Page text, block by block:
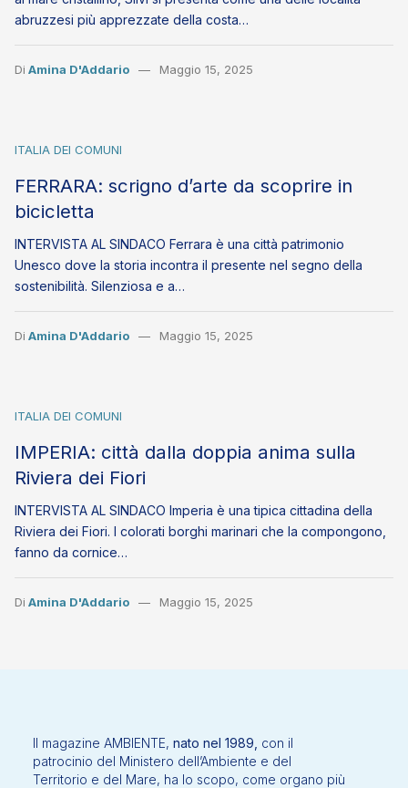
abruzzesi più apprezzate della costa…
Di Amina D'Addario Maggio 15, 2025
ITALIA DEI COMUNI
FERRARA: scrigno d’arte da scoprire in
bicicletta
INTERVISTA AL SINDACO Ferrara è una città patrimonio
Unesco dove la storia incontra il presente nel segno della
sostenibilità. Silenziosa e a…
Di Amina D'Addario Maggio 15, 2025
ITALIA DEI COMUNI
IMPERIA: città dalla doppia anima sulla
Riviera dei Fiori
INTERVISTA AL SINDACO Imperia è una tipica cittadina della
Riviera dei Fiori. I colorati borghi marinari che la compongono,
fanno da cornice…
Di Amina D'Addario Maggio 15, 2025
Il magazine AMBIENTE, nato nel 1989, con il
patrocinio del Ministero dell’Ambiente e del
Territorio e del Mare, ha lo scopo, come organo più